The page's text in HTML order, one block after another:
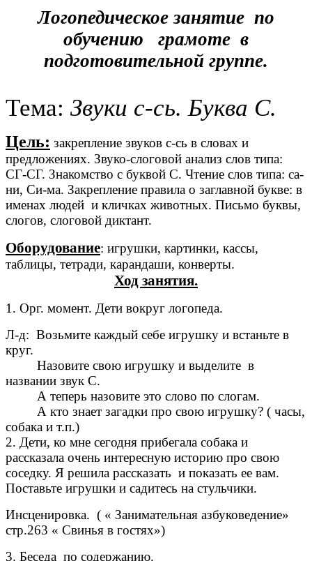
Логопедическое занятие по
обучению грамоте в
подготовительной группе.
Тема: Звуки с-сь. Буква С.
Цель: закрепление звуков с-сь в словах и
предложениях. Звуко-слоговой анализ слов типа:
СГ-СГ. Знакомство с буквой С. Чтение слов типа: са-
ни, Си-ма. Закрепление правила о заглавной букве: в
именах людей и кличках животных. Письмо буквы,
слогов, слоговой диктант.
Оборудование: игрушки, картинки, кассы,
таблицы, тетради, карандаши, конверты.
Ход занятия.
1. Орг. момент. Дети вокруг логопеда.
Л-д: Возьмите каждый себе игрушку и встаньте в
круг.
Назовите свою игрушку и выделите в
названии звук С.
А теперь назовите это слово по слогам.
А кто знает загадки про свою игрушку? ( часы,
собака и т.п.)
2. Дети, ко мне сегодня прибегала собака и
рассказала очень интересную историю про свою
соседку. Я решила рассказать и показать ее вам.
Поставьте игрушки и садитесь на стульчики.
Инсценировка. ( « Занимательная азбуковедение»
стр.263 « Свинья в гостях»)
3. Беседа по содержанию.